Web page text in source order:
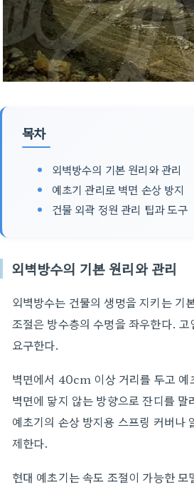
목차
외벽방수의 기본 원리와 관리
예초기 관리로 벽면 손상 방지
건물 외곽 정원 관리 팁과 도구
외벽방수의 기본 원리와 관리
외벽방수는 건물의 생명을 지키는 기
조절은 방수층의 수명을 좌우한다.
요구한다.
벽면에서 40cm 이상 거리를 두고 예
벽면에 닿지 않는 방향으로 잔디를
예초기의 손상 방지용 스프링 커버나
제한다.
현대 예초기는 속도 조절이 가능한